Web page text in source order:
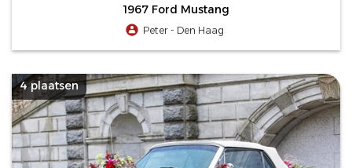
1967 Ford Mustang
Peter - Den Haag
4 plaatsen